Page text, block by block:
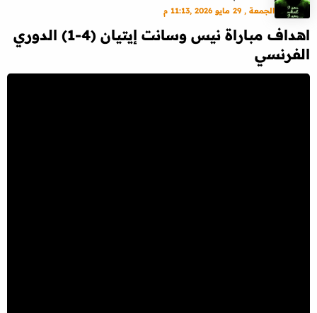
الجمعة , 29 مايو 2026 ,11:13 م
اهداف مباراة نيس وسانت إيتيان (4-1) الدوري
الفرنسي